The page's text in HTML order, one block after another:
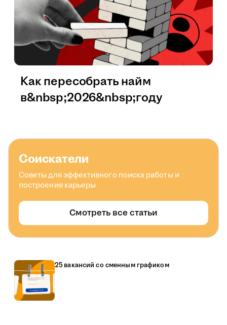
Как пересобрать найм
в&nbsp;2026&nbsp;году
Соискатели
Советы для эффективного поиска работы и
построения карьеры
Смотреть все статьи
25 вакансий со сменным графиком